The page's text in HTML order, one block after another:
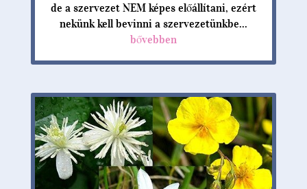
de a szervezet NEM képes előállítani, ezért
nekünk kell bevinni a szervezetünkbe...
bővebben